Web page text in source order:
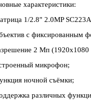
характеристики:
1/2.8" 2.0MP
с фиксированным
2 Мп (1920x1080
микрофон;
ночной съёмки;
различных